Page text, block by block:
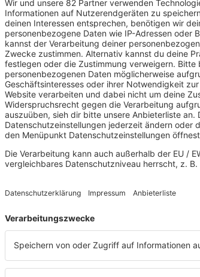
mit typischem
ihres neuen Albums lief ab wie gewohnt:
2025 veröffentlichte ihr Team zwölf
Ära…‘“. Swift trug dabei auffällig
werteten das als eindeutigen Hinweis
Heights einen prominenten Gast an –
auf Swifts Website ab. Punkt
Titel bestätigte. Die vollständige Podcast-